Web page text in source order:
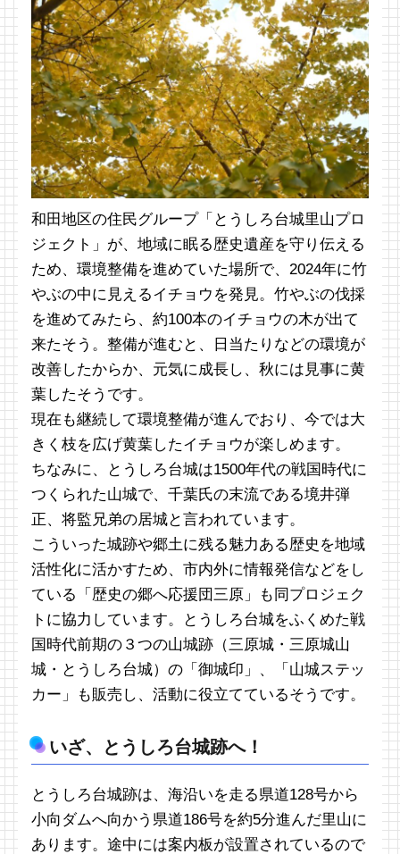
和田地区の住民グループ「とうしろ台城里山プロ
ジェクト」が、地域に眠る歴史遺産を守り伝える
ため、環境整備を進めていた場所で、2024年に竹
やぶの中に見えるイチョウを発見。竹やぶの伐採
を進めてみたら、約100本のイチョウの木が出て
来たそう。整備が進むと、日当たりなどの環境が
改善したからか、元気に成長し、秋には見事に黄
葉したそうです。
現在も継続して環境整備が進んでおり、今では大
きく枝を広げ黄葉したイチョウが楽しめます。
ちなみに、とうしろ台城は1500年代の戦国時代に
つくられた山城で、千葉氏の末流である境井弾
正、将監兄弟の居城と言われています。
こういった城跡や郷土に残る魅力ある歴史を地域
活性化に活かすため、市内外に情報発信などをし
ている「歴史の郷へ応援団三原」も同プロジェク
トに協力しています。とうしろ台城をふくめた戦
国時代前期の３つの山城跡（三原城・三原城山
城・とうしろ台城）の「御城印」、「山城ステッ
カー」も販売し、活動に役立てているそうです。
いざ、とうしろ台城跡へ！
とうしろ台城跡は、海沿いを走る県道128号から
小向ダムへ向かう県道186号を約5分進んだ里山に
あります。途中には案内板が設置されているので